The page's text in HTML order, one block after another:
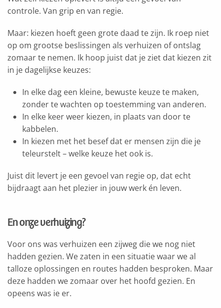
controle. Van grip en van regie.
Maar: kiezen hoeft geen grote daad te zijn. Ik roep niet
op om grootse beslissingen als verhuizen of ontslag
zomaar te nemen. Ik hoop juist dat je ziet dat kiezen zit
in je dagelijkse keuzes:
In elke dag een kleine, bewuste keuze te maken,
zonder te wachten op toestemming van anderen.
In elke keer weer kiezen, in plaats van door te
kabbelen.
In kiezen met het besef dat er mensen zijn die je
teleurstelt – welke keuze het ook is.
Juist dit levert je een gevoel van regie op, dat echt
bijdraagt aan het plezier in jouw werk én leven.
En onze verhuizing?
Voor ons was verhuizen een zijweg die we nog niet
hadden gezien. We zaten in een situatie waar we al
talloze oplossingen en routes hadden besproken. Maar
deze hadden we zomaar over het hoofd gezien. En
opeens was ie er.